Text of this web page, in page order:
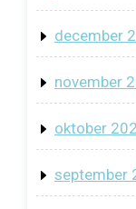
december
november
oktober
september